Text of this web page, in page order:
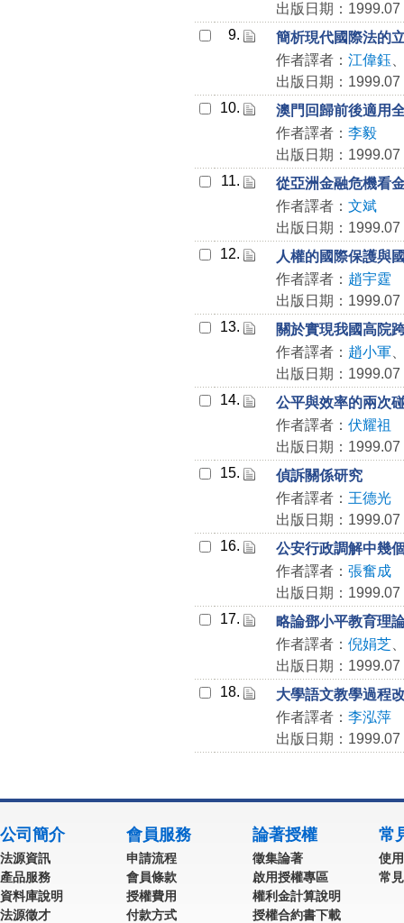
出版日期：1999.07
9.
簡析現代國際法的
作者譯者： 江偉鈺
出版日期：1999.07
10.
澳門回歸前後適用
作者譯者： 李毅
出版日期：1999.07
11.
從亞洲金融危機看
作者譯者： 文斌
出版日期：1999.07
12.
人權的國際保護與
作者譯者： 趙宇霆
出版日期：1999.07
13.
關於實現我國高院
作者譯者： 趙小軍
出版日期：1999.07
14.
公平與效率的兩次
作者譯者： 伏耀祖
出版日期：1999.07
15.
偵訴關係研究
作者譯者： 王德光
出版日期：1999.07
16.
公安行政調解中幾
作者譯者： 張奮成
出版日期：1999.07
17.
略論鄧小平教育理
作者譯者： 倪娟芝
出版日期：1999.07
18.
大學語文教學過程
作者譯者： 李泓萍
出版日期：1999.07
公司簡介
法源資訊
產品服務
資料庫說明
法源徵才
會員服務
申請流程
會員條款
授權費用
付款方式
論著授權
徵集論著
啟用授權專區
權利金計算說明
授權合約書下載
常
使
常